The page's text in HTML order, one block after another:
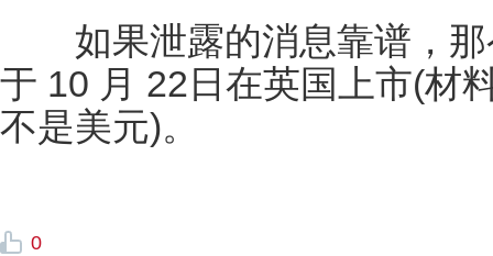
如果泄露的消息靠谱，那
于 10 月 22日在英国上市(材
不是美元)。
0